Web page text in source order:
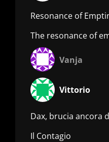
Resonance of
The resonance of
Vanja
Vittorio
Dax, brucia ancora
Il Contagio